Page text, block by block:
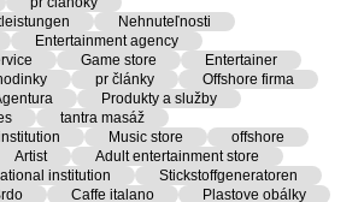
Nehnuteľnosti
Entertainment agency
Game store
Entertainer
pr články
Offshore firma
Produkty a služby
tantra masáž
Music store
offshore
Artist
Adult entertainment store
institution
Stickstoffgeneratoren
Caffe italano
Plastove obálky